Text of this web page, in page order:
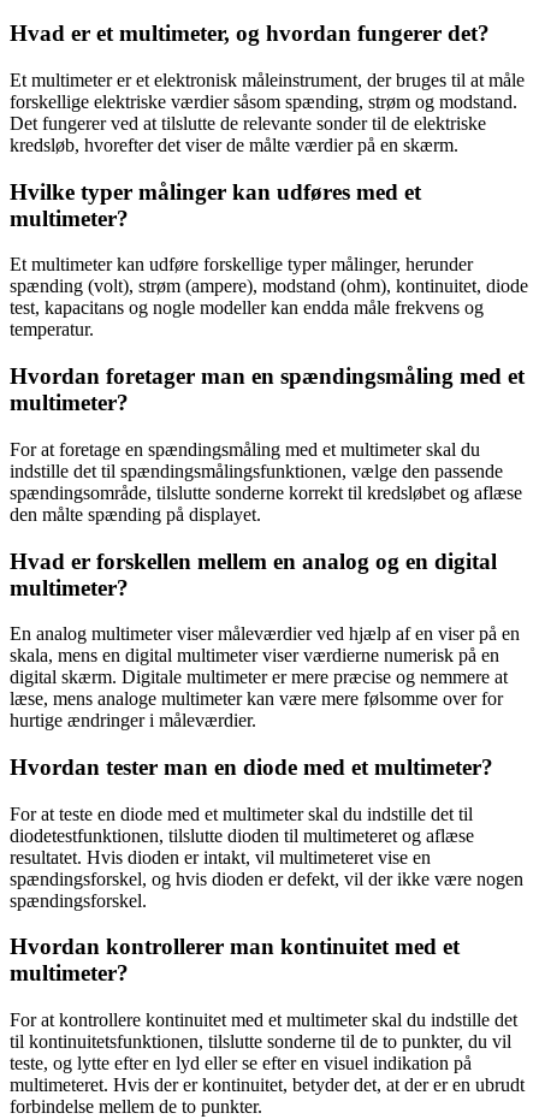
Hvad er et multimeter, og hvordan fungerer det?
Et multimeter er et elektronisk måleinstrument, der bruges til at måle
forskellige elektriske værdier såsom spænding, strøm og modstand.
Det fungerer ved at tilslutte de relevante sonder til de elektriske
kredsløb, hvorefter det viser de målte værdier på en skærm.
Hvilke typer målinger kan udføres med et
multimeter?
Et multimeter kan udføre forskellige typer målinger, herunder
spænding (volt), strøm (ampere), modstand (ohm), kontinuitet, diode
test, kapacitans og nogle modeller kan endda måle frekvens og
temperatur.
Hvordan foretager man en spændingsmåling med et
multimeter?
For at foretage en spændingsmåling med et multimeter skal du
indstille det til spændingsmålingsfunktionen, vælge den passende
spændingsområde, tilslutte sonderne korrekt til kredsløbet og aflæse
den målte spænding på displayet.
Hvad er forskellen mellem en analog og en digital
multimeter?
En analog multimeter viser måleværdier ved hjælp af en viser på en
skala, mens en digital multimeter viser værdierne numerisk på en
digital skærm. Digitale multimeter er mere præcise og nemmere at
læse, mens analoge multimeter kan være mere følsomme over for
hurtige ændringer i måleværdier.
Hvordan tester man en diode med et multimeter?
For at teste en diode med et multimeter skal du indstille det til
diodetestfunktionen, tilslutte dioden til multimeteret og aflæse
resultatet. Hvis dioden er intakt, vil multimeteret vise en
spændingsforskel, og hvis dioden er defekt, vil der ikke være nogen
spændingsforskel.
Hvordan kontrollerer man kontinuitet med et
multimeter?
For at kontrollere kontinuitet med et multimeter skal du indstille det
til kontinuitetsfunktionen, tilslutte sonderne til de to punkter, du vil
teste, og lytte efter en lyd eller se efter en visuel indikation på
multimeteret. Hvis der er kontinuitet, betyder det, at der er en ubrudt
forbindelse mellem de to punkter.